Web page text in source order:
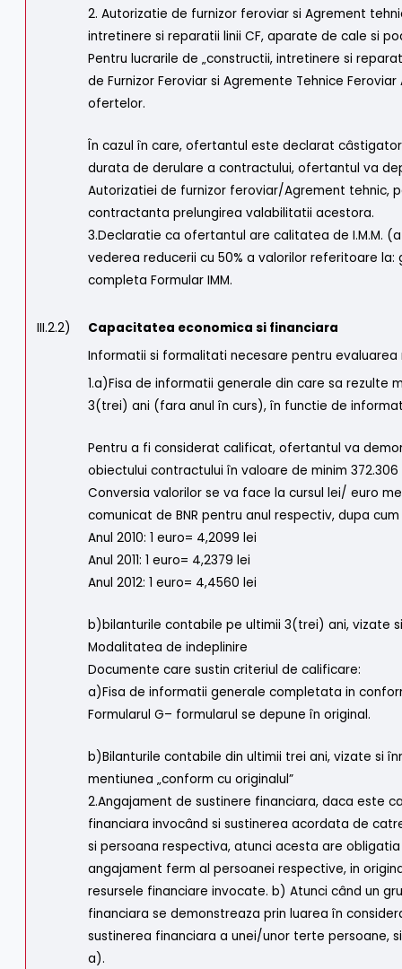
2. Autorizatie de furnizor feroviar si Agrement
intretinere si reparatii linii CF, aparate de cale si
Pentru lucrarile de „constructii, intretinere si
de Furnizor Feroviar si Agremente Tehnice
ofertelor.
În cazul în care, ofertantul este declarat
durata de derulare a contractului, ofertantul va
Autorizatiei de furnizor feroviar/Agrement tehnic,
contractanta prelungirea valabilitatii acestora.
3.Declaratie ca ofertantul are calitatea de I.M.M.
vederea reducerii cu 50% a valorilor referitoare
completa Formular IMM.
III.2.2)
Capacitatea economica si financiara
Informatii si formalitati necesare pentru
1.a)Fisa de informatii generale din care sa
3(trei) ani (fara anul în curs), în functie de
Pentru a fi considerat calificat, ofertantul va
obiectului contractului în valoare de minim
Conversia valorilor se va face la cursul lei/ euro
comunicat de BNR pentru anul respectiv, dupa
Anul 2010: 1 euro= 4,2099 lei
Anul 2011: 1 euro= 4,2379 lei
Anul 2012: 1 euro= 4,4560 lei
b)bilanturile contabile pe ultimii 3(trei) ani, vizate
Modalitatea de indeplinire
Documente care sustin criteriul de calificare:
a)Fisa de informatii generale completata in
Formularul G– formularul se depune în original.
b)Bilanturile contabile din ultimii trei ani, vizate si
mentiunea „conform cu originalul”
2.Angajament de sustinere financiara, daca este
financiara invocând si sustinerea acordata de
si persoana respectiva, atunci acesta are
angajament ferm al persoanei respective, in
resursele financiare invocate. b) Atunci când un
financiara se demonstreaza prin luarea în
sustinerea financiara a unei/unor terte persoane,
a).